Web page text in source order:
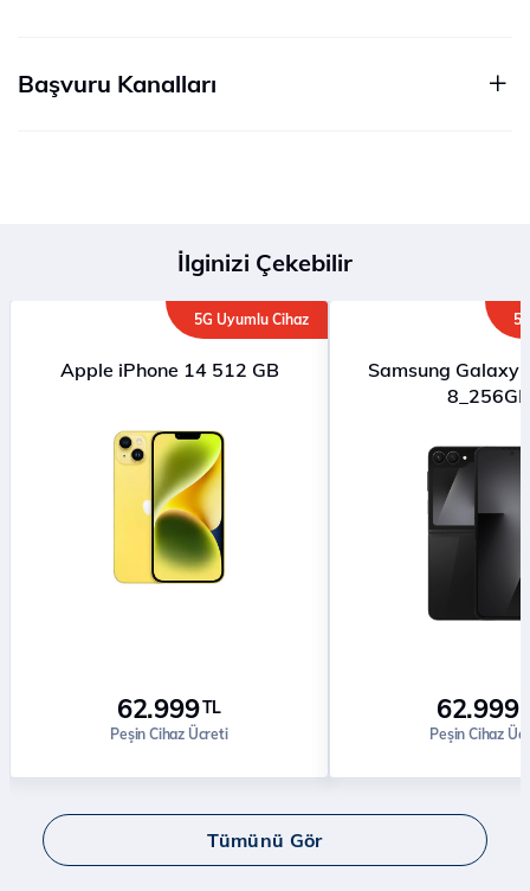
Başvuru Kanalları
İlginizi Çekebilir
5G Uyumlu Cihaz
Apple iPhone 14 512 GB
62.999TL
Peşin Cihaz Ücreti
Samsung Galaxy
8_256GB
62.999
Peşin Cihaz
Tümünü Gör